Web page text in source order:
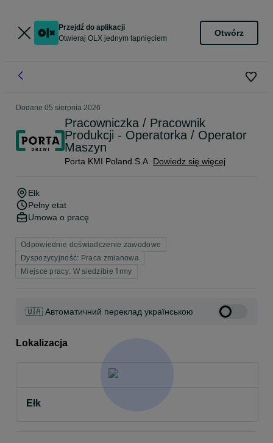
Przejdź do aplikacji
Otwieraj OLX jednym tapnięciem
Otwórz
Dodane 05 sierpnia 2026
Pracowniczka / Pracownik
Produkcji - Operatorka / Operator
Maszyn
Porta KMI Poland S.A. Dowiedz się więcej
Ełk
Pełny etat
Umowa o pracę
Odpowiednie doświadczenie zawodowe
Dyspozycyjność: Praca zmianowa
Miejsce pracy: W siedzibie firmy
🇺🇦 Автоматичний переклад українською
Lokalizacja
Ełk